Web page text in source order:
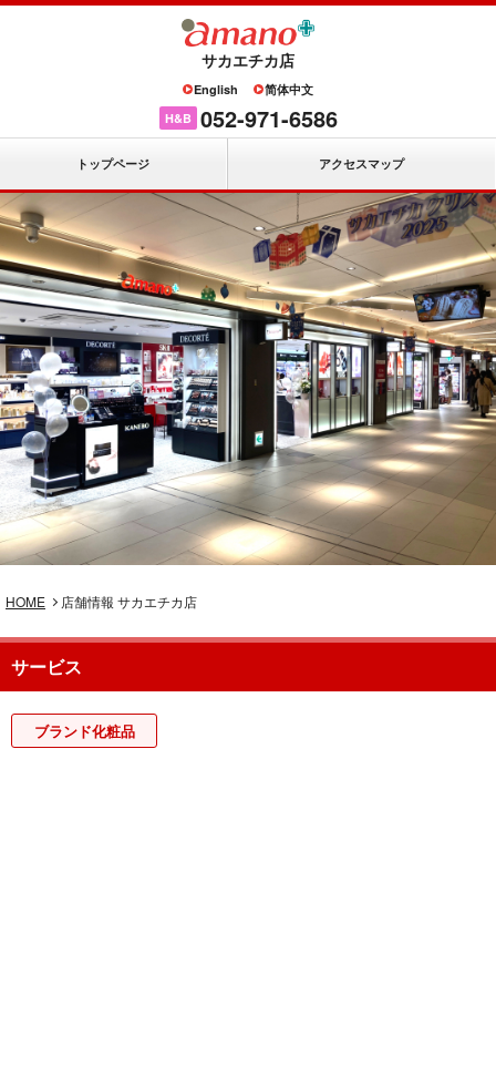
サカエチカ店
English
简体中文
H&B 052-971-6586
トップページ アクセスマップ
HOME 店舗情報 サカエチカ店
サービス
ブランド化粧品